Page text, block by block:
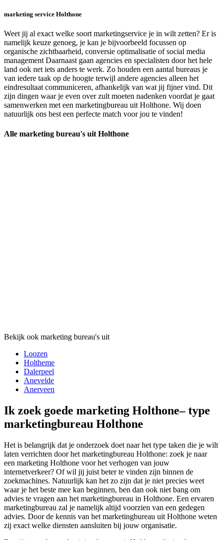
marketing service Holthone
Weet jij al exact welke soort marketingservice je in wilt zetten? Er is
namelijk keuze genoeg, je kan je bijvoorbeeld focussen op
organische zichtbaarheid, conversie optimalisatie of social media
management Daarnaast gaan agencies en specialisten door het hele
land ook net iets anders te werk. Zo houden een aantal bureaus je
van iedere taak op de hoogte terwijl andere agencies alleen het
eindresultaat communiceren, afhankelijk van wat jij fijner vind. Dit
zijn dingen waar je even over zult moeten nadenken voordat je gaat
samenwerken met een marketingbureau uit Holthone. Wij doen
natuurlijk ons best een perfecte match voor jou te vinden!
Alle marketing bureau's uit Holthone
Bekijk ook marketing bureau's uit
Loozen
Holtheme
Dalerpeel
Anevelde
Anerveen
Ik zoek goede marketing Holthone– type
marketingbureau Holthone
Het is belangrijk dat je onderzoek doet naar het type taken die je wilt
laten verrichten door het marketingbureau Holthone: zoek je naar
een marketing Holthone voor het verhogen van jouw
internetverkeer? Of wil jij juist beter te vinden zijn binnen de
zoekmachines. Natuurlijk kan het zo zijn dat je niet precies weet
waar je het beste mee kan beginnen, ben dan ook niet bang om
advies te vragen aan het marketingbureau in Holthone. Een ervaren
marketingbureau zal je namelijk altijd voorzien van een gedegen
advies. Door de kennis van het marketingbureau uit Holthone weten
zij exact welke diensten aansluiten bij jouw organisatie.